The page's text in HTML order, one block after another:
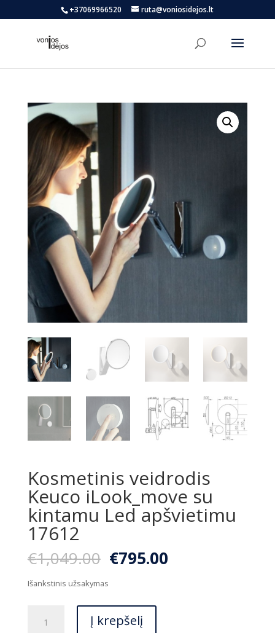
+37069966520 ruta@voniosidejos.lt
Kosmetinis veidrodis
Keuco iLook_move su
kintamu Led apšvietimu
17612
€1,049.00 Original
price
€1,049.00.
€795.00Current
Išankstinis užsakymas
kiekis:
Į krepšelį